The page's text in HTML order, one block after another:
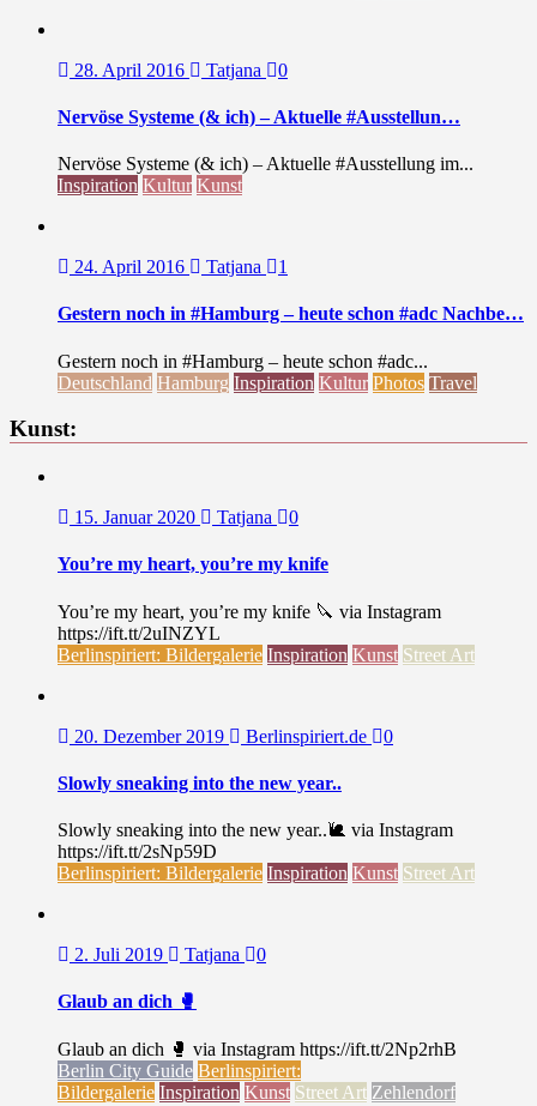
28. April 2016 Tatjana 0
Nervöse Systeme (& ich) – Aktuelle #Ausstellun…
Nervöse Systeme (& ich) – Aktuelle #Ausstellung im...
Inspiration Kultur Kunst
24. April 2016 Tatjana 1
Gestern noch in #Hamburg – heute schon #adc Nachbe…
Gestern noch in #Hamburg – heute schon #adc...
Deutschland Hamburg Inspiration Kultur Photos Travel
Kunst:
15. Januar 2020 Tatjana 0
You’re my heart, you’re my knife
You’re my heart, you’re my knife 🔪 via Instagram
https://ift.tt/2uINZYL
Berlinspiriert: Bildergalerie Inspiration Kunst Street Art
20. Dezember 2019 Berlinspiriert.de 0
Slowly sneaking into the new year..
Slowly sneaking into the new year..🐌 via Instagram
https://ift.tt/2sNp59D
Berlinspiriert: Bildergalerie Inspiration Kunst Street Art
2. Juli 2019 Tatjana 0
Glaub an dich 🥊
Glaub an dich 🥊 via Instagram https://ift.tt/2Np2rhB
Berlin City Guide Berlinspiriert:
Bildergalerie Inspiration Kunst Street Art Zehlendorf